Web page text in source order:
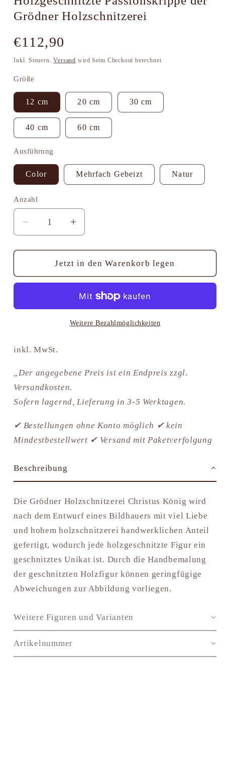
Grödner Holzschnitzerei
Normaler
Preis
€112,90
Inkl. Steuern. Versand wird beim Checkout berechnet
Größe
12 cm 20 cm 30 cm
40 cm 60 cm
Ausführung
Color Mehrfach Gebeizt Natur
Anzahl
Anzahl
Verringere
die
Menge
König
Erhöhe
die
Menge
für
König
Jetzt in den Warenkorb legen
Weitere Bezahlmöglichkeiten
inkl. MwSt.
„Der angegebene Preis ist ein Endpreis zzgl.
Versandkosten.
Sofern lagernd, Lieferung in 3-5 Werktagen.
✔ Bestellungen ohne Konto möglich ✔ kein
Mindestbestellwert ✔ Versand mit Paketverfolgung
Beschreibung
Die Grödner Holzschnitzerei Christus König wird
nach dem Entwurf eines Bildhauers mit viel Liebe
und hohem holzschnitzerei handwerklichen Anteil
gefertigt, wodurch jede holzgeschnitzte Figur ein
geschnitztes Unikat ist. Durch die Handbemalung
der geschnitzten Holzfigur können geringfügige
Abweichungen zur Abbildung vorliegen.
Weitere Figuren und Varianten
Artikelnummer